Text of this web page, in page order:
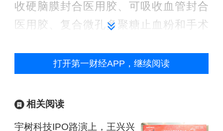
收硬脑膜封合医用胶、可吸收血管封合
医用胶、复合微孔多聚糖止血粉和手术
研发到最终实现商业化历经了5-10年的
品的获批结果及获批时间存在不确定
打开第一财经APP，继续阅读
相关阅读
宇树科技IPO路演上，王兴兴